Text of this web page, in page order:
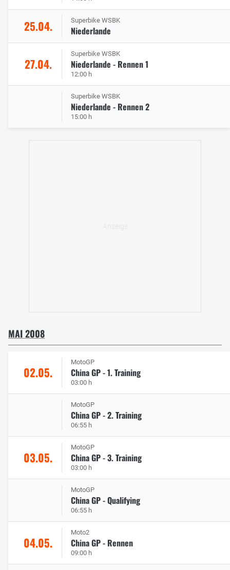
25.04. Superbike WSBK
Niederlande
27.04.
Superbike WSBK
Niederlande - Rennen 1
12:00 h
Superbike WSBK
Niederlande - Rennen 2
15:00 h
MAI 2008
02.05.
MotoGP
China GP - 1. Training
03:00 h
MotoGP
China GP - 2. Training
06:55 h
03.05.
MotoGP
China GP - 3. Training
03:00 h
MotoGP
China GP - Qualifying
06:55 h
04.05.
Moto2
China GP - Rennen
09:00 h